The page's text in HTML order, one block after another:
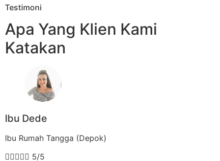
Testimoni
Apa Yang Klien Kami
Katakan
Ibu Dede
Ibu Rumah Tangga (Depok)
 5/5